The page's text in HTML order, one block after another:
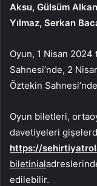
Aksu, Gülsüm
Yılmaz, Serkan
Oyun, 1 Nisan
Sahnesi’nde, 2
Öztekin
Oyun biletleri,
davetiyeleri
https://
biletinial
edilebilir.